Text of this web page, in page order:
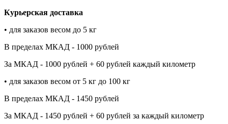
Курьерская доставка
• для заказов весом до 5 кг
В пределах МКАД - 1000 рублей
За МКАД - 1000 рублей + 60 рублей каждый километр
• для заказов весом от 5 кг до 100 кг
В пределах МКАД - 1450 рублей
За МКАД - 1450 рублей + 60 рублей за каждый километр